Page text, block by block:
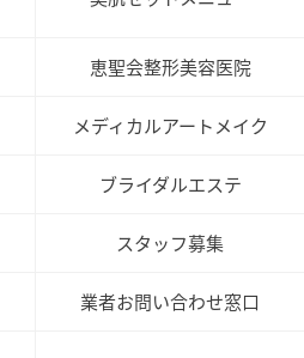
恵聖会整形美容医院
メディカルアートメイク
ブライダルエステ
スタッフ募集
業者お問い合わせ窓口